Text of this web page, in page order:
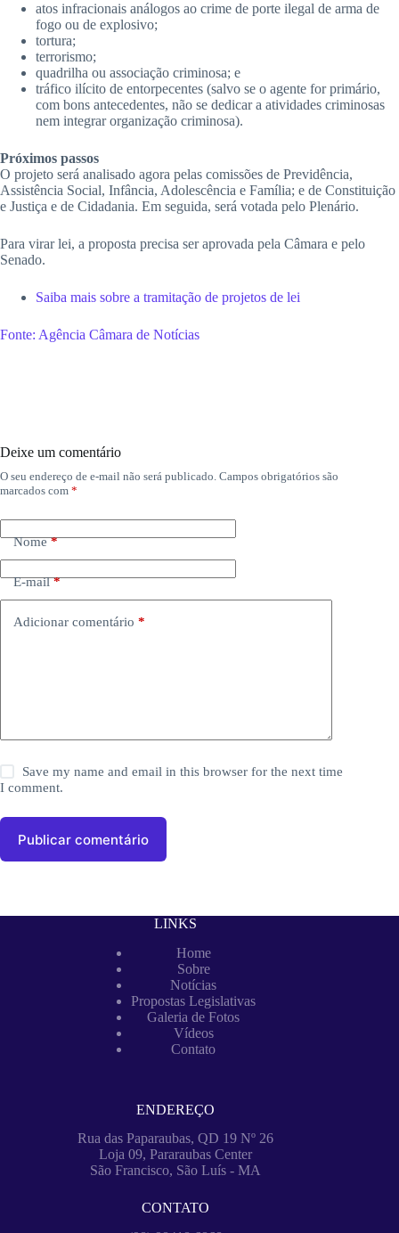
atos infracionais análogos ao crime de porte ilegal de arma de
fogo ou de explosivo;
tortura;
terrorismo;
quadrilha ou associação criminosa; e
tráfico ilícito de entorpecentes (salvo se o agente for primário,
com bons antecedentes, não se dedicar a atividades criminosas
nem integrar organização criminosa).
Próximos passos
O projeto será analisado agora pelas comissões de Previdência,
Assistência Social, Infância, Adolescência e Família; e de Constituição
e Justiça e de Cidadania. Em seguida, será votada pelo Plenário.
Para virar lei, a proposta precisa ser aprovada pela Câmara e pelo
Senado.
Saiba mais sobre a tramitação de projetos de lei
Fonte: Agência Câmara de Notícias
Deixe um comentário
O seu endereço de e-mail não será publicado. Campos obrigatórios são
marcados com *
Nome*
E-mail*
Adicionar comentário *
Save my name and email in this browser for the next time
I comment.
Publicar comentário
LINKS
Home
Sobre
Notícias
Propostas Legislativas
Galeria de Fotos
Vídeos
Contato
ENDEREÇO
Rua das Paparaubas, QD 19 Nº 26
Loja 09, Pararaubas Center
São Francisco, São Luís - MA
CONTATO